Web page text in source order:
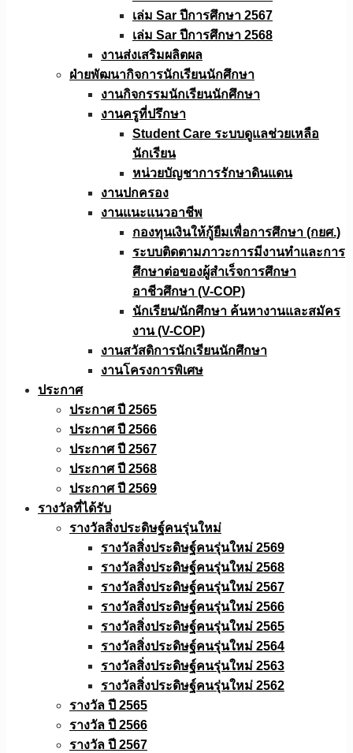
เล่ม Sar ปีการศึกษา 2567
เล่ม Sar ปีการศึกษา 2568
งานส่งเสริมผลิตผล
ฝ่ายพัฒนากิจการนักเรียนนักศึกษา
งานกิจกรรมนักเรียนนักศึกษา
งานครูที่ปรึกษา
Student Care ระบบดูแลช่วยเหลือ
นักเรียน
หน่วยบัญชาการรักษาดินแดน
งานปกครอง
งานแนะแนวอาชีพ
กองทุนเงินให้กู้ยืมเพื่อการศึกษา (กยศ.)
ระบบติดตามภาวะการมีงานทำและการ
ศึกษาต่อของผู้สำเร็จการศึกษา
อาชีวศึกษา (V-COP)
นักเรียน/นักศึกษา ค้นหางานและสมัคร
งาน (V-COP)
งานสวัสดิการนักเรียนนักศึกษา
งานโครงการพิเศษ
ประกาศ
ประกาศ ปี 2565
ประกาศ ปี 2566
ประกาศ ปี 2567
ประกาศ ปี 2568
ประกาศ ปี 2569
รางวัลที่ได้รับ
รางวัลสิ่งประดิษฐ์คนรุ่นใหม่
รางวัลสิ่งประดิษฐ์คนรุ่นใหม่ 2569
รางวัลสิ่งประดิษฐ์คนรุ่นใหม่ 2568
รางวัลสิ่งประดิษฐ์คนรุ่นใหม่ 2567
รางวัลสิ่งประดิษฐ์คนรุ่นใหม่ 2566
รางวัลสิ่งประดิษฐ์คนรุ่นใหม่ 2565
รางวัลสิ่งประดิษฐ์คนรุ่นใหม่ 2564
รางวัลสิ่งประดิษฐ์คนรุ่นใหม่ 2563
รางวัลสิ่งประดิษฐ์คนรุ่นใหม่ 2562
รางวัล ปี 2565
รางวัล ปี 2566
รางวัล ปี 2567